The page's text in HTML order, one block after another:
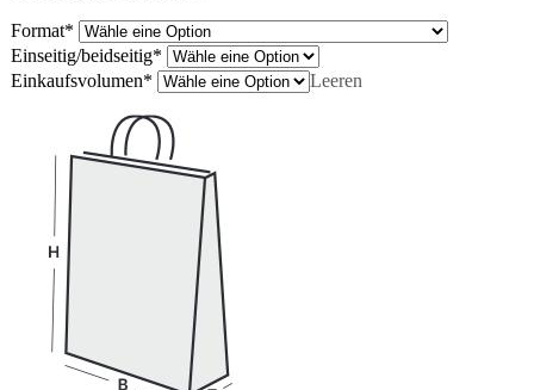
Format*
Einseitig/beidseitig*
Einkaufsvolumen* Leeren